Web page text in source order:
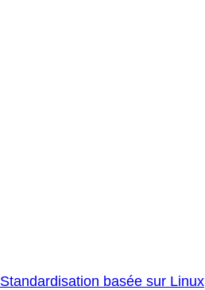
Standardisation basée sur Linux